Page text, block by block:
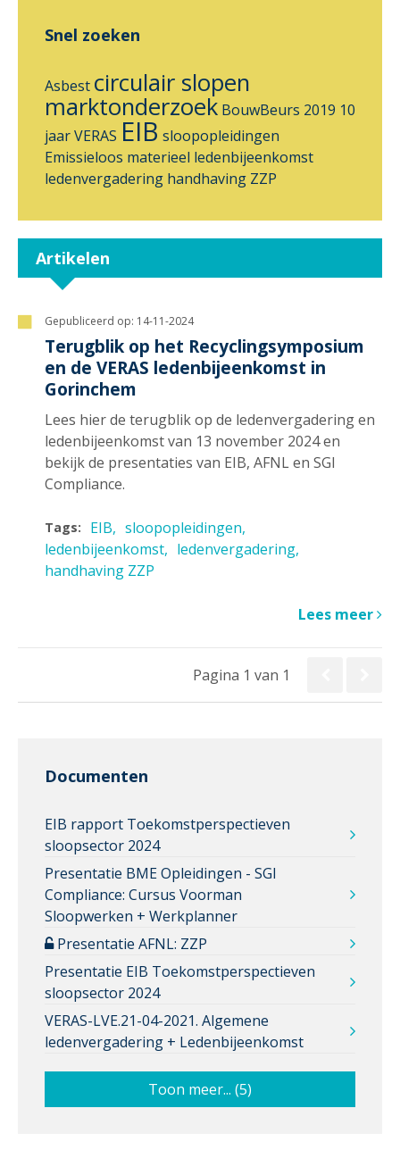
Snel zoeken
Asbest circulair slopen
marktonderzoek BouwBeurs 2019 10
jaar VERAS EIB sloopopleidingen
Emissieloos materieel ledenbijeenkomst
ledenvergadering handhaving ZZP
Artikelen
Gepubliceerd op: 14-11-2024
Terugblik op het Recyclingsymposium
en de VERAS ledenbijeenkomst in
Gorinchem
Lees hier de terugblik op de ledenvergadering en
ledenbijeenkomst van 13 november 2024 en
bekijk de presentaties van EIB, AFNL en SGI
Compliance.
Tags: EIB
sloopopleidingen
ledenbijeenkomst
ledenvergadering
handhaving ZZP
Lees meer
Pagina 1 van 1
Documenten
EIB rapport Toekomstperspectieven
sloopsector 2024
Presentatie BME Opleidingen - SGI
Compliance: Cursus Voorman
Sloopwerken + Werkplanner
Presentatie AFNL: ZZP
Presentatie EIB Toekomstperspectieven
sloopsector 2024
VERAS-LVE.21-04-2021. Algemene
ledenvergadering + Ledenbijeenkomst
Toon meer... (5)